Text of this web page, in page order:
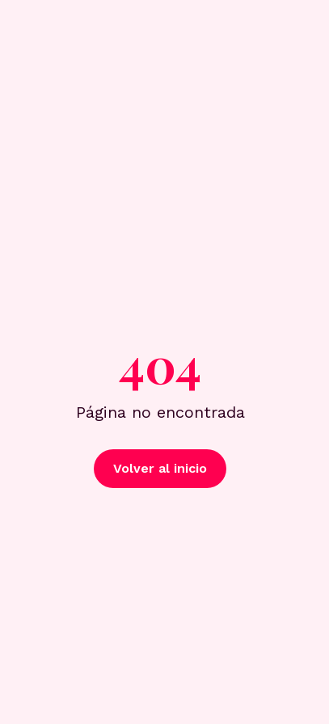
404
Página no encontrada
Volver al inicio